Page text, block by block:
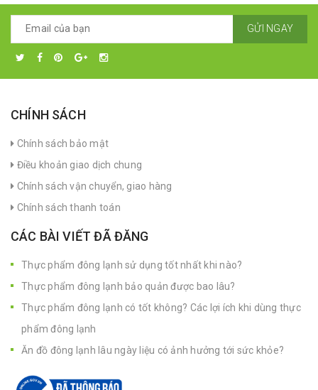
GỬI NGAY
CHÍNH SÁCH
Chính sách bảo mật
Điều khoản giao dịch chung
Chính sách vận chuyển, giao hàng
Chính sách thanh toán
CÁC BÀI VIẾT ĐÃ ĐĂNG
Thực phẩm đông lạnh sử dụng tốt nhất khi nào?
Thực phẩm đông lạnh bảo quản được bao lâu?
Thực phẩm đông lạnh có tốt không? Các lợi ích khi dùng thực
phẩm đông lạnh
Ăn đồ đông lạnh lâu ngày liệu có ảnh hưởng tới sức khỏe?